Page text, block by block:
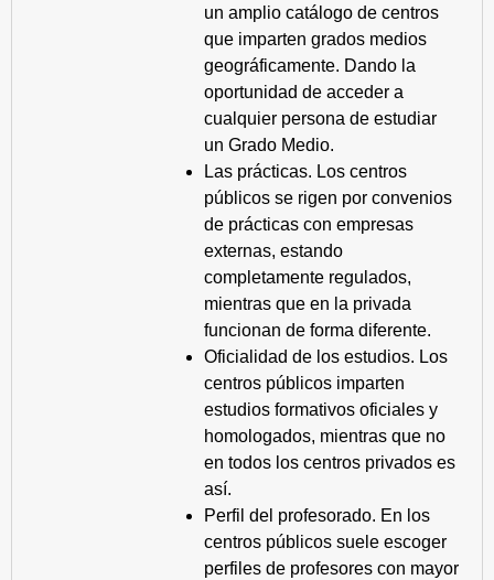
un amplio catálogo de centros
que imparten grados medios
geográficamente. Dando la
oportunidad de acceder a
cualquier persona de estudiar
un Grado Medio.
Las prácticas. Los centros
públicos se rigen por convenios
de prácticas con empresas
externas, estando
completamente regulados,
mientras que en la privada
funcionan de forma diferente.
Oficialidad de los estudios. Los
centros públicos imparten
estudios formativos oficiales y
homologados, mientras que no
en todos los centros privados es
así.
Perfil del profesorado. En los
centros públicos suele escoger
perfiles de profesores con mayor